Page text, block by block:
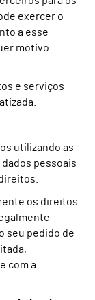
exercer o
a esse
motivo
e serviços
utilizando as
dados pessoais
os direitos
seu pedido de
com a